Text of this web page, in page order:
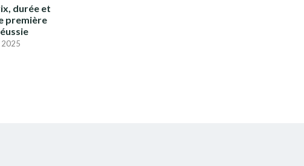
durée et
première
2025